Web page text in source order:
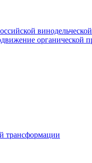
органической
трансформации